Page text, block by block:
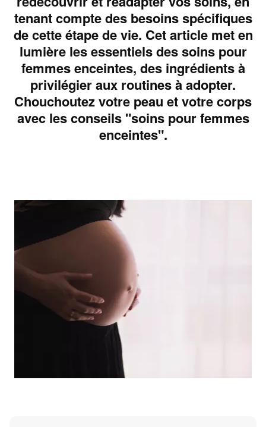
tenant compte des besoins spécifiques
de cette étape de vie. Cet article met en
lumière les essentiels des soins pour
femmes enceintes, des ingrédients à
privilégier aux routines à adopter.
Chouchoutez votre peau et votre corps
avec les conseils "soins pour femmes
enceintes".